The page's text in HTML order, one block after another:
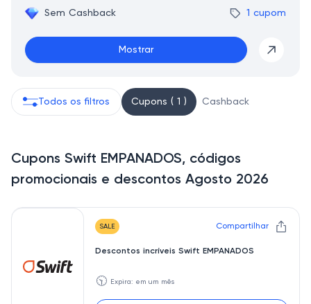
Sem Cashback 1 cupom
Mostrar
Todos os filtros Cupons ( 1 ) Cashback
Cupons Swift EMPANADOS, códigos
promocionais e descontos Agosto 2026
SALE Compartilhar
Descontos incríveis Swift EMPANADOS
🕥 Expira: em um mês